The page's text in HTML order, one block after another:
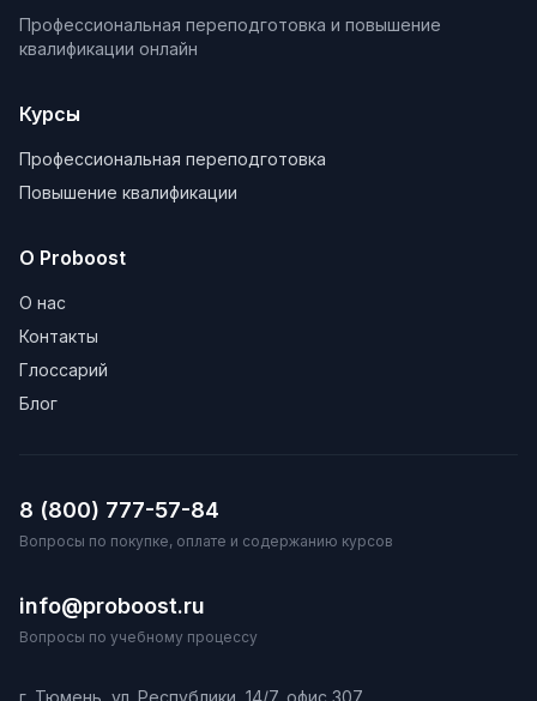
Профессиональная переподготовка и повышение
квалификации онлайн
Курсы
Профессиональная переподготовка
Повышение квалификации
О Proboost
О нас
Контакты
Глоссарий
Блог
8 (800) 777-57-84
Вопросы по покупке, оплате и содержанию курсов
info@proboost.ru
Вопросы по учебному процессу
г. Тюмень, ул. Республики, 14/7, офис 307